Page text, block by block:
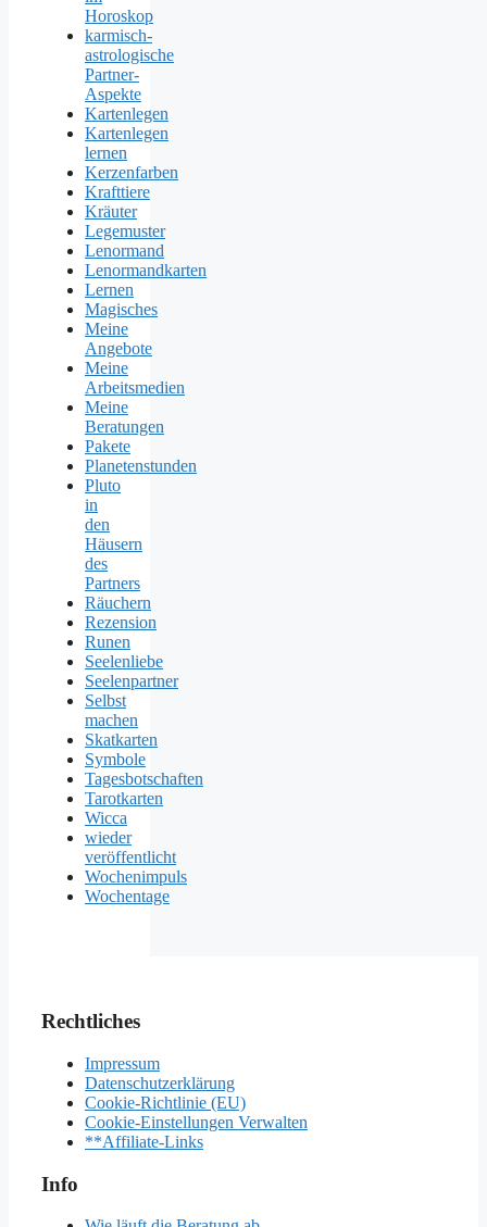
Horoskop
karmisch-
astrologische
Partner-
Aspekte
Kartenlegen
Kartenlegen
lernen
Kerzenfarben
Krafttiere
Kräuter
Legemuster
Lenormand
Lenormandkarten
Lernen
Magisches
Meine
Angebote
Meine
Arbeitsmedien
Meine
Beratungen
Pakete
Planetenstunden
Pluto
in
den
Häusern
des
Partners
Räuchern
Rezension
Runen
Seelenliebe
Seelenpartner
Selbst
machen
Skatkarten
Symbole
Tagesbotschaften
Tarotkarten
Wicca
wieder
veröffentlicht
Wochenimpuls
Wochentage
Rechtliches
Impressum
Datenschutzerklärung
Cookie-Richtlinie (EU)
Cookie-Einstellungen Verwalten
**Affiliate-Links
Info